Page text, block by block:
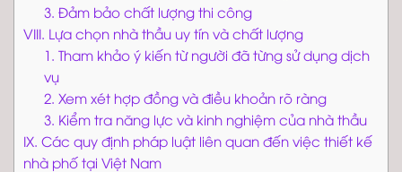
3. Đảm bảo chất lượng thi công
VIII. Lựa chọn nhà thầu uy tín và chất lượng
1. Tham khảo ý kiến từ người đã từng sử dụng dịch
vụ
2. Xem xét hợp đồng và điều khoản rõ ràng
3. Kiểm tra năng lực và kinh nghiệm của nhà thầu
IX. Các quy định pháp luật liên quan đến việc thiết kế
nhà phố tại Việt Nam